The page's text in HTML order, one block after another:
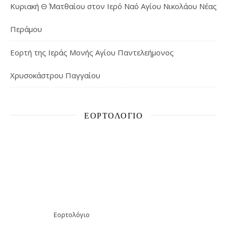
Κυριακή Θ΄ Ματθαίου στον Ιερό Ναό Αγίου Νικολάου Νέας
Περάμου
Εορτή της Ιεράς Μονής Αγίου Παντελεήμονος
Χρυσοκάστρου Παγγαίου
ΕΟΡΤΟΛΌΓΙΟ
Εορτολόγιο